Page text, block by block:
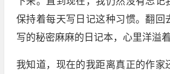
保持着每天写日记这种习惯。翻回
写的秘密麻麻的日记本，心里洋溢
我知道，现在的我距离真正的作家